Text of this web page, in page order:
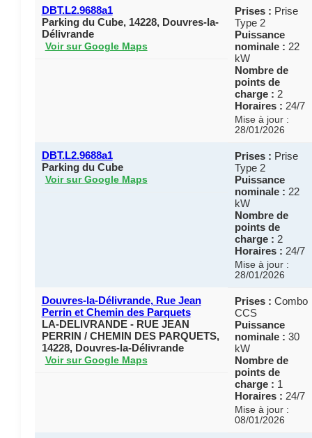
DBT.L2.9688a1
Parking du Cube, 14228, Douvres-la-
Délivrande
Voir sur Google Maps
Prises : Prise
Type 2
Puissance
nominale : 22
kW
Nombre de
points de
charge : 2
Horaires : 24/7
Mise à jour :
28/01/2026
DBT.L2.9688a1
Parking du Cube
Voir sur Google Maps
Prises : Prise
Type 2
Puissance
nominale : 22
kW
Nombre de
points de
charge : 2
Horaires : 24/7
Mise à jour :
28/01/2026
Douvres-la-Délivrande, Rue Jean
Perrin et Chemin des Parquets
LA-DELIVRANDE - RUE JEAN
PERRIN / CHEMIN DES PARQUETS,
14228, Douvres-la-Délivrande
Voir sur Google Maps
Prises : Combo
CCS
Puissance
nominale : 30
kW
Nombre de
points de
charge : 1
Horaires : 24/7
Mise à jour :
08/01/2026